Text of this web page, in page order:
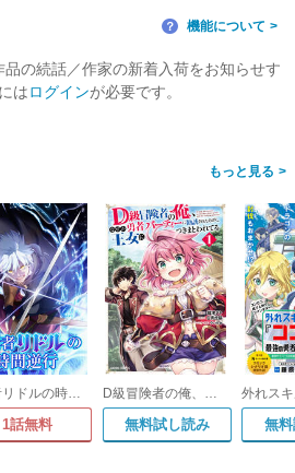
？ 機能について
の続話／作家の新着入荷をお知らせす
はログインが必要です。
>
大賢者リドルの時間逆行【タテ読み】
1話無料
D級冒険者の俺、なぜか勇者パーティーに勧誘されたあげく、王女につきまとわれてる
無料試し読み 無